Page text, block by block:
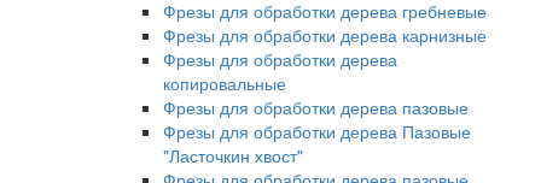
Фрезы для обработки дерева гребневые
Фрезы для обработки дерева карнизные
Фрезы для обработки дерева
копировальные
Фрезы для обработки дерева пазовые
Фрезы для обработки дерева Пазовые
"Ласточкин хвост"